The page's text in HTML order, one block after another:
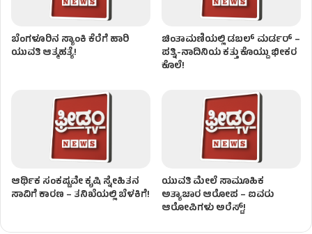
ಬೆಂಗಳೂರಿನ ಸ್ಯಾಂಕಿ ಕೆರೆಗೆ ಹಾರಿ
ಯುವತಿ ಆತ್ಮಹತ್ಯೆ!
ಚಿಂತಾಮಣಿಯಲ್ಲಿ ಡಬಲ್‌ ಮರ್ಡರ್‌ –
ಪತ್ನಿ-ನಾದಿನಿಯ ಕತ್ತು ಕೊಯ್ದು ಭೀಕರ
ಕೊಲೆ!
ಆರ್ಥಿಕ ಸಂಕಷ್ಟವೇ ಕೃಷಿ ಸ್ನೇಹಿತನ
ಸಾವಿಗೆ ಕಾರಣ – ತನಿಖೆಯಲ್ಲಿ ಬೆಳಕಿಗೆ!
ಯುವತಿ ಮೇಲೆ ಸಾಮೂಹಿಕ
ಅತ್ಯಾಚಾರ ಆರೋಪ – ಐವರು
ಆರೋಪಿಗಳು ಅರೆಸ್ಟ್!